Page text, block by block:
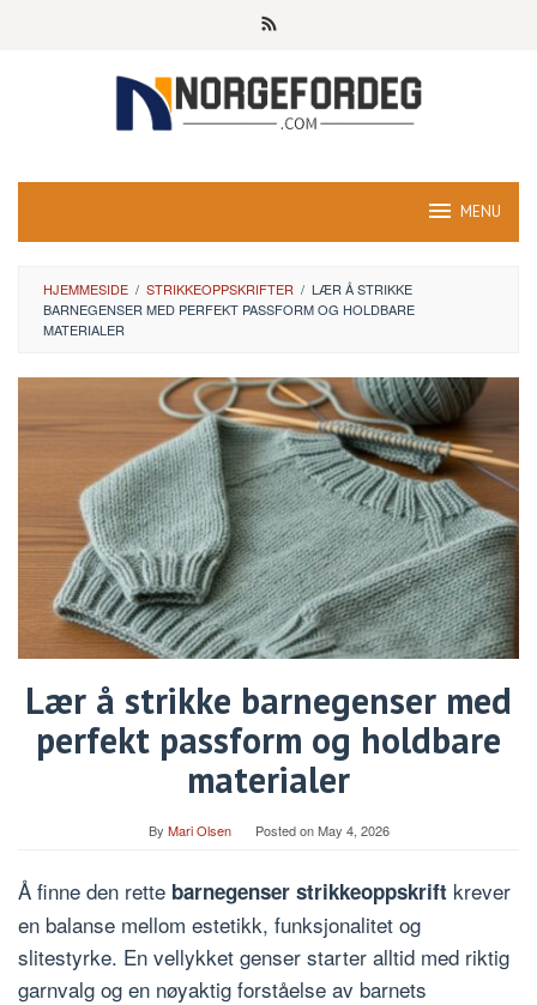
MENU
HJEMMESIDE / STRIKKEOPPSKRIFTER / LÆR Å STRIKKE
BARNEGENSER MED PERFEKT PASSFORM OG HOLDBARE
MATERIALER
Lær å strikke barnegenser med
perfekt passform og holdbare
materialer
By Mari Olsen Posted onMay 4, 2026
Å finne den rette barnegenser strikkeoppskrift krever
en balanse mellom estetikk, funksjonalitet og
slitestyrke. En vellykket genser starter alltid med riktig
garnvalg og en nøyaktig forståelse av barnets